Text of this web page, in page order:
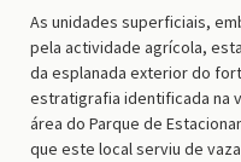
As unidades superficiais,
pela actividade agrícola,
da esplanada exterior do
estratigrafia identificada na
área do Parque de
que este local serviu de